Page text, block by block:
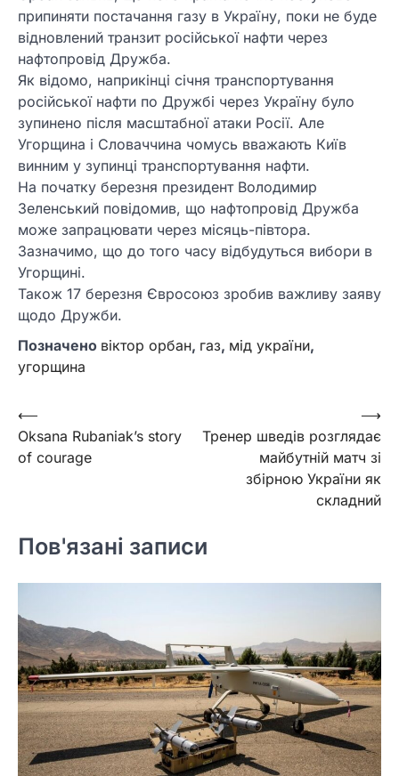
припиняти постачання газу в Україну, поки не буде
відновлений транзит російської нафти через
нафтопровід Дружба.
Як відомо, наприкінці січня транспортування
російської нафти по Дружбі через Україну було
зупинено після масштабної атаки Росії. Але
Угорщина і Словаччина чомусь вважають Київ
винним у зупинці транспортування нафти.
На початку березня президент Володимир
Зеленський повідомив, що нафтопровід Дружба
може запрацювати через місяць-півтора.
Зазначимо, що до того часу відбудуться вибори в
Угорщині.
Також 17 березня Євросоюз зробив важливу заяву
щодо Дружби.
Позначено віктор орбан, газ, мід україни,
угорщина
Навігація
записів
⟵
Oksana Rubaniak’s story
of courage
Тренер шведів розглядає
майбутній матч зі
збірною України як
складний
⟶
Пов'язані записи